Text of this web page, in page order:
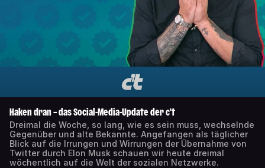
Haken dran – das Social-Media-Update der c't
Dreimal die Woche, so lang, wie es sein muss, wechselnde
Gegenüber und alte Bekannte. Angefangen als täglicher
Blick auf die Irrungen und Wirrungen der Übernahme von
Twitter durch Elon Musk schauen wir heute dreimal
wöchentlich auf die Welt der sozialen Netzwerke.